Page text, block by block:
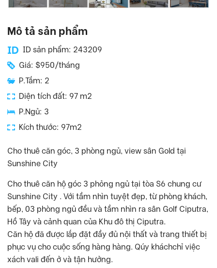
Mô tả sản phẩm
ID sản phẩm: 243209
Giá: $950/tháng
P.Tắm: 2
Diện tích đất: 97 m2
P.Ngủ: 3
Kích thước: 97m2
Cho thuê căn góc, 3 phòng ngủ, view sân Gold tại
Sunshine City
Cho thuê căn hộ góc 3 phỏng ngủ tại tòa S6 chung cư
Sunshine City . Với tầm nhìn tuyệt đẹp, từ phòng khách,
bếp, 03 phòng ngủ đều và tầm nhìn ra sân Golf Ciputra,
Hồ Tây và cảnh quan của Khu đô thị Ciputra.
Căn hộ đã được lắp đặt đầy đủ nội thất và trang thiết bị
phục vụ cho cuộc sống hàng hàng. Qúy kháchchỉ việc
xách vali đến ở và tận hưởng.